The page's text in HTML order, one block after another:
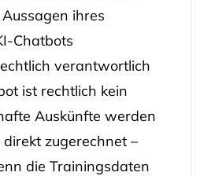
ihres
Chatbots
verantwortlich
ist rechtlich kein
Auskünfte werden
zugerechnet –
die Trainingsdaten